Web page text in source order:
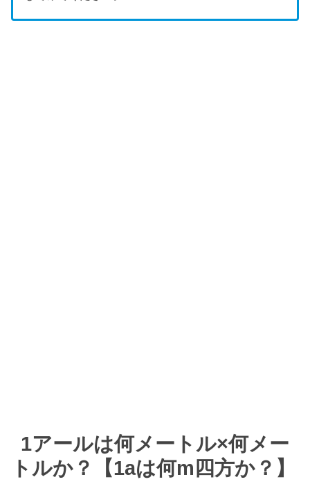
1アールは何メートル×何メー
トルか？【1aは何m四方か？】